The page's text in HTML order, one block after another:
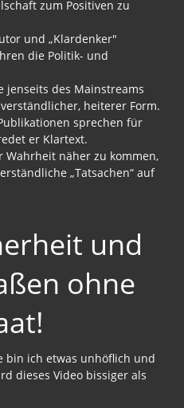
zum Positiven zu
und „Klardenker"
die Politik- und
jenseits des Mainstreams
heiterer Form.
sprechen für
er Klartext.
Wahrheit näher zu kommen,
„Tatsachen“ auf
und
ohne
bin ich etwas unhöflich und
dieses Video bissiger als